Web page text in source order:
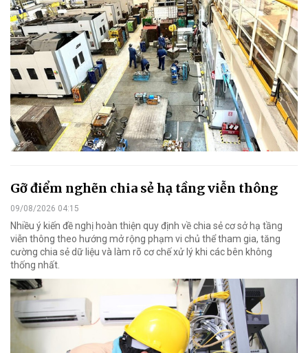
Gỡ điểm nghẽn chia sẻ hạ tầng viễn thông
09/08/2026 04:15
Nhiều ý kiến đề nghị hoàn thiện quy định về chia sẻ cơ sở hạ tầng
viễn thông theo hướng mở rộng phạm vi chủ thể tham gia, tăng
cường chia sẻ dữ liệu và làm rõ cơ chế xử lý khi các bên không
thống nhất.